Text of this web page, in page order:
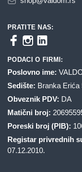
PRATITE NAS:
PODACI O FIRMI:
Poslovno ime:
Sedište: Branka Erića
Obveznik PDV: DA
Matični broj:
Poreski broj (PIB):
Registar privrednih
07.12.2010.